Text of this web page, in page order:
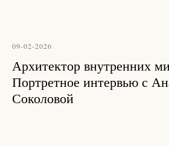
09-02-2026
Архитектор внутренних
Портретное интервью с
Соколовой